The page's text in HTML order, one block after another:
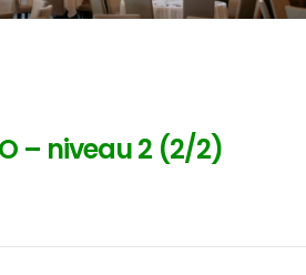
– niveau 2 (2/2)